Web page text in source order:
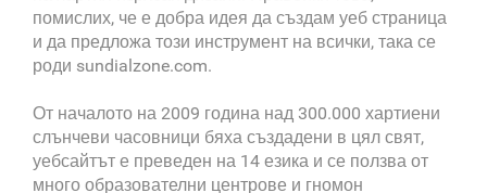
помислих, че е добра идея да създам уеб страница
и да предложа този инструмент на всички, така се
роди sundialzone.com.
От началото на 2009 година над 300.000 хартиени
слънчеви часовници бяха създадени в цял свят,
уебсайтът е преведен на 14 езика и се ползва от
много образователни центрове и гномон